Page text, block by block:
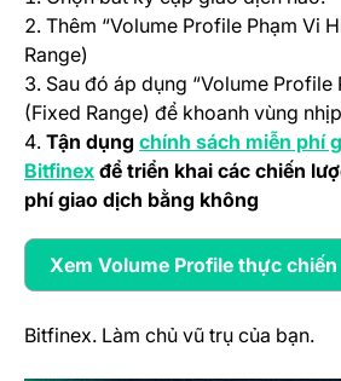
Thêm “Volume Profile Phạm Vi
Range)
Sau đó áp dụng “Volume Profile
(Fixed Range) để khoanh vùng
Tận dụng chính sách miễn phí
Bitfinex(opens in a new tab)
để triển khai các chiến
phí giao dịch bằng không
Xem Volume Profile thực chiến
(opens in a new
Bitfinex. Làm chủ vũ trụ của bạn.